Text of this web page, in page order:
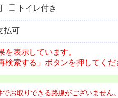
トイレ付き
払可
表示しています。
索する」ボタンを押してくだ
お取りできる路線がございません。